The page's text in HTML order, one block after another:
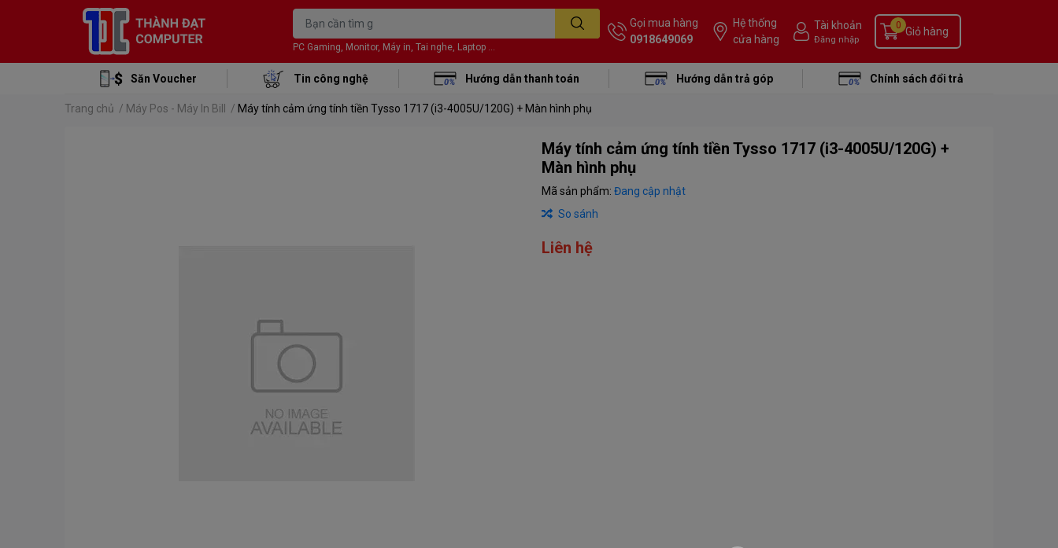
PC Gaming, Monitor, Máy in, Tai nghe, Laptop ...
Gọi mua hàng
0918649069
Hệ thống
cửa hàng
Tài khoản
Đăng nhập
Giỏ hàng
0
Săn Voucher Tin công nghệ Hướng dẫn thanh toán Hướng dẫn trả góp Chính sách đổi trả
Trang chủ / Máy Pos - Máy In Bill / Máy tính cảm ứng tính tiền Tysso 1717 (i3-4005U/120G) + Màn hình phụ
Máy tính cảm ứng tính tiền Tysso 1717 (i3-4005U/120G) +
Màn hình phụ
Mã sản phẩm: Đang cập nhật
So sánh
Liên hệ